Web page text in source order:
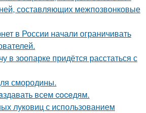
составляющих межпозвонковые
в России начали ограничивать
в зоопарке придётся расстаться с
смородины.
всем coceдям.
луковиц с использованием